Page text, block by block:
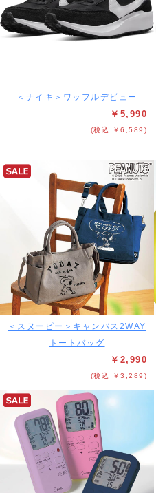
＜ナイキ＞ワッフルデビュー
￥5,990
(税込 ￥6,589)
＜スヌーピー＞キャンバス2WAY
トートバッグ
￥2,990
(税込 ￥3,289)